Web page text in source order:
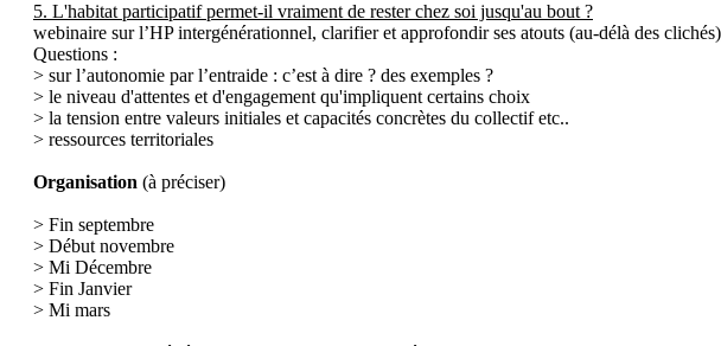
5. L'habitat participatif permet-il vraiment de rester chez soi jusqu'au bout ?
webinaire sur l’HP intergénérationnel, clarifier et approfondir ses atouts (au-délà des
Questions :
> sur l’autonomie par l’entraide : c’est à dire ? des exemples ?
> le niveau d'attentes et d'engagement qu'impliquent certains choix
> la tension entre valeurs initiales et capacités concrètes du collectif etc..
> ressources territoriales
Organisation (à préciser)
> Fin septembre
> Début novembre
> Mi Décembre
> Fin Janvier
> Mi mars